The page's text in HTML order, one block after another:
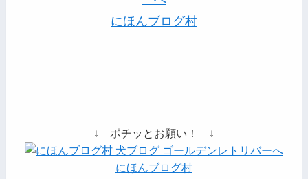
にほんブログ村
↓ ポチッとお願い！ ↓
にほんブログ村